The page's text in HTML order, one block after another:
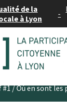
de la
à Lyon
-
#1/Où en sont les